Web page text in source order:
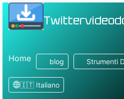
Home blog Strumenti
🇮🇹 Italiano